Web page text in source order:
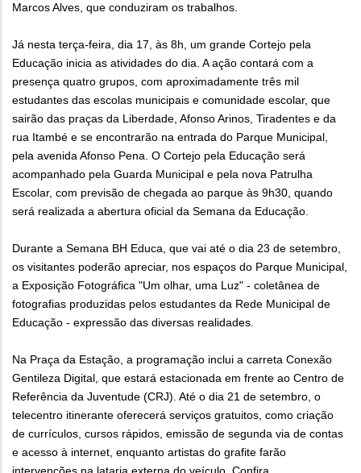
Marcos Alves, que conduziram os trabalhos.
Já nesta terça-feira, dia 17, às 8h, um grande Cortejo pela
Educação inicia as atividades do dia. A ação contará com a
presença quatro grupos, com aproximadamente três mil
estudantes das escolas municipais e comunidade escolar, que
sairão das praças da Liberdade, Afonso Arinos, Tiradentes e da
rua Itambé e se encontrarão na entrada do Parque Municipal,
pela avenida Afonso Pena. O Cortejo pela Educação será
acompanhado pela Guarda Municipal e pela nova Patrulha
Escolar, com previsão de chegada ao parque às 9h30, quando
será realizada a abertura oficial da Semana da Educação.
Durante a Semana BH Educa, que vai até o dia 23 de setembro,
os visitantes poderão apreciar, nos espaços do Parque Municipal,
a Exposição Fotográfica "Um olhar, uma Luz" - coletânea de
fotografias produzidas pelos estudantes da Rede Municipal de
Educação - expressão das diversas realidades.
Na Praça da Estação, a programação inclui a carreta Conexão
Gentileza Digital, que estará estacionada em frente ao Centro de
Referência da Juventude (CRJ). Até o dia 21 de setembro, o
telecentro itinerante oferecerá serviços gratuitos, como criação
de currículos, cursos rápidos, emissão de segunda via de contas
e acesso à internet, enquanto artistas do grafite farão